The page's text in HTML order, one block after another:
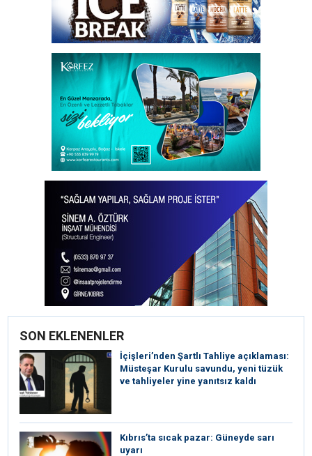
SON EKLENENLER
İçişleri’nden Şartlı Tahliye açıklaması:
Müsteşar Kurulu savundu, yeni tüzük
ve tahliyeler yine yanıtsız kaldı
Kıbrıs’ta sıcak pazar: Güneyde sarı
uyarı